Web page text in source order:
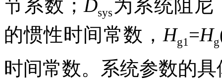
节系数；Dsys 为系统阻尼
的惯性时间常数， Hg1=Hg
时间常数。系统参数的